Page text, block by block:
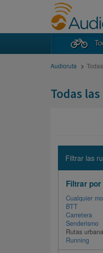
Audioruta
Todas
Filtrar las
Filtrar
Cualquier
BTT
Carretera
Senderismo
Rutas
Running